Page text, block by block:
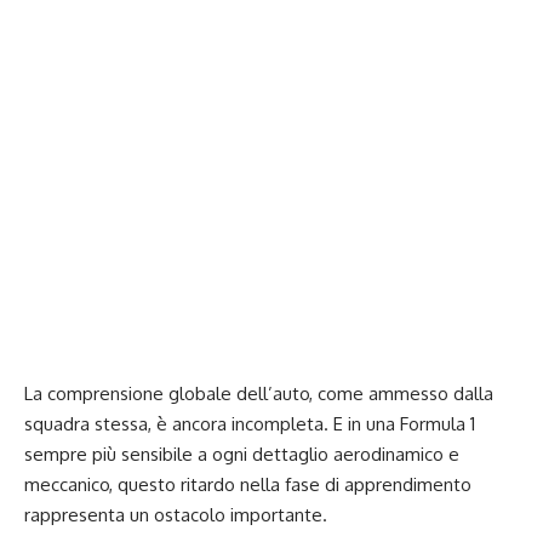
La comprensione globale dell’auto, come ammesso dalla
squadra stessa, è ancora incompleta. E in una Formula 1
sempre più sensibile a ogni dettaglio aerodinamico e
meccanico, questo ritardo nella fase di apprendimento
rappresenta un ostacolo importante.